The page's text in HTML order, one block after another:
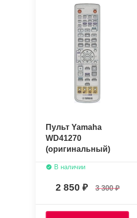
Пульт Yamaha
WD41270
(оригинальный)
В наличии
2 850 3 300